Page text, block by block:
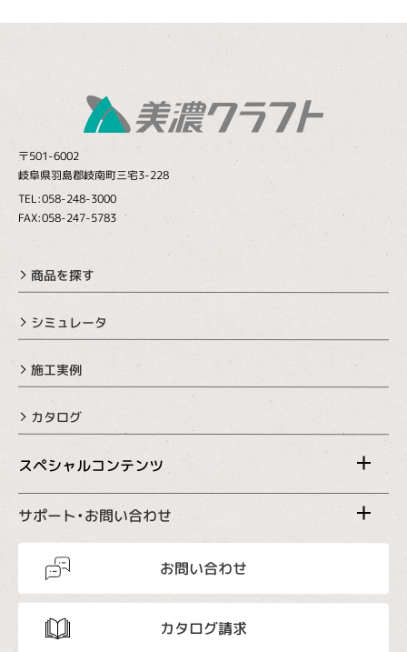
〒501-6002
岐阜県羽島郡岐南町三宅3-228
TEL:058-248-3000
FAX:058-247-5783
商品を探す
シミュレータ
施工実例
カタログ
スペシャルコンテンツ
サポート・お問い合わせ
お問い合わせ
カタログ請求